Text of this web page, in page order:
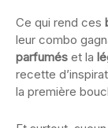
Ce qui rend ces
leur combo
parfumés et la
recette
la première